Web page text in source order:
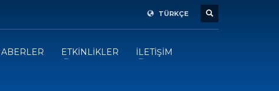
TÜRKÇE
ETKİNLİKLER İLETİŞİM